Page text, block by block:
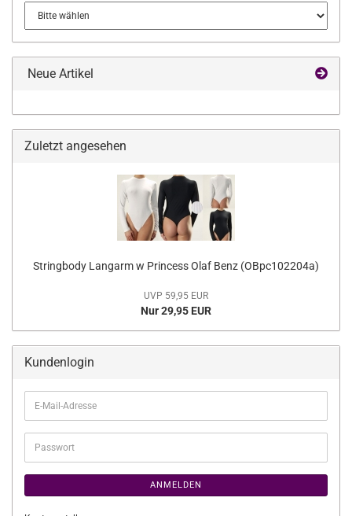
Neue Artikel
Zuletzt angesehen
Stringbody Langarm w Princess Olaf Benz (OBpc102204a)
UVP 59,95 EUR
Nur 29,95 EUR
Kundenlogin
E-
Mail-
Adresse
Passwort
ANMELDEN